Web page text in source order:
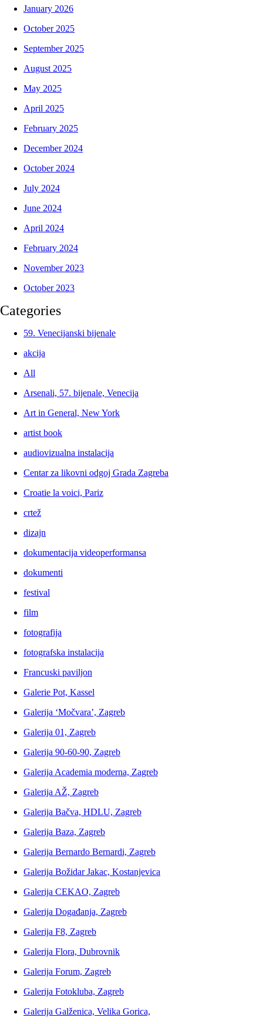
January 2026
October 2025
September 2025
August 2025
May 2025
April 2025
February 2025
December 2024
October 2024
July 2024
June 2024
April 2024
February 2024
November 2023
October 2023
Categories
59. Venecijanski bijenale
akcija
All
Arsenali, 57. bijenale, Venecija
Art in General, New York
artist book
audiovizualna instalacija
Centar za likovni odgoj Grada Zagreba
Croatie la voici, Pariz
crtež
dizajn
dokumentacija videoperformansa
dokumenti
festival
film
fotografija
fotografska instalacija
Francuski paviljon
Galerie Pot, Kassel
Galerija ‘Močvara’, Zagreb
Galerija 01, Zagreb
Galerija 90-60-90, Zagreb
Galerija Academia moderna, Zagreb
Galerija AŽ, Zagreb
Galerija Bačva, HDLU, Zagreb
Galerija Baza, Zagreb
Galerija Bernardo Bernardi, Zagreb
Galerija Božidar Jakac, Kostanjevica
Galerija CEKAO, Zagreb
Galerija Događanja, Zagreb
Galerija F8, Zagreb
Galerija Flora, Dubrovnik
Galerija Forum, Zagreb
Galerija Fotokluba, Zagreb
Galerija Galženica, Velika Gorica,